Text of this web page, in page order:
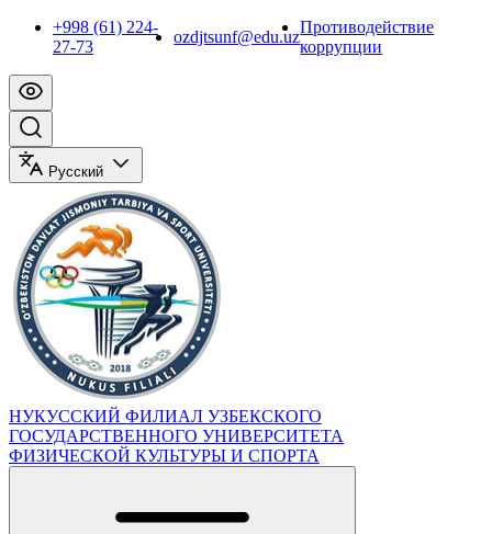
+998 (61) 224-
27-73
ozdjtsunf@edu.uz
Противодействие
коррупции
Русский
НУКУССКИЙ ФИЛИАЛ УЗБЕКСКОГО
ГОСУДАРСТВЕННОГО УНИВЕРСИТЕТА
ФИЗИЧЕСКОЙ КУЛЬТУРЫ И СПОРТА